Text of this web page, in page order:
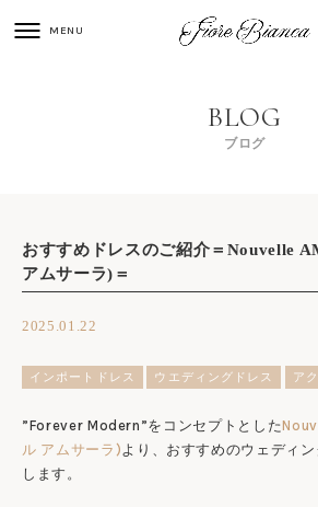
ブログ
おすすめドレスのご紹介＝Nouvelle
アムサーラ)＝
2025.01.22
インポートドレス ウエディングドレス ア
”Forever Modern”をコンセプトとした
ル アムサーラ)より、おすすめのウェディ
します。